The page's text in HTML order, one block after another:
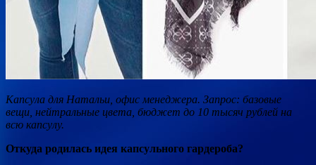
Капсула для Натальи, офис менеджера. Запрос: базовые
вещи, нейтральные цвета, бюджет до 10 тысяч рублей на
всю капсулу.
Откуда родилась идея капсульного гардероба?